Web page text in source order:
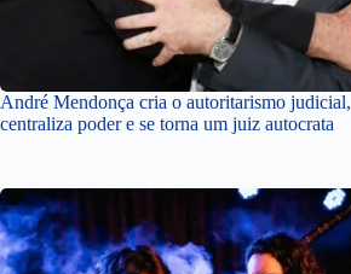
André Mendonça cria o autoritarismo judicial,
centraliza poder e se torna um juiz autocrata